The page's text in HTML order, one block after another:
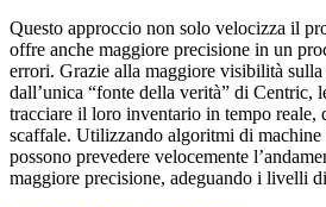
Questo approccio non solo velocizza il
offre anche maggiore precisione in un
errori. Grazie alla maggiore visibilità
dall’unica “fonte della verità” di Centric,
tracciare il loro inventario in tempo reale,
scaffale. Utilizzando algoritmi di machine
possono prevedere velocemente
maggiore precisione, adeguando i livelli